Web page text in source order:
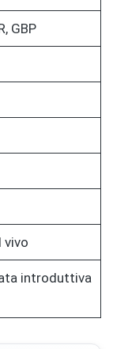
GBP
vivo
introduttiva